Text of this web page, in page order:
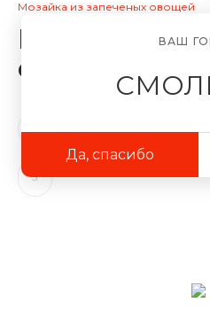
ВАШ
Да, спасибо
Мозайка из запеченых овощей
Мозайка из
овощей